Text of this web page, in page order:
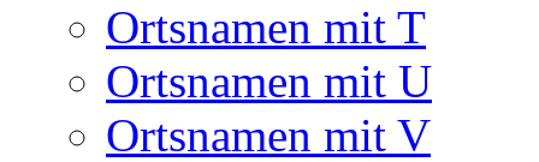
Ortsnamen mit T
Ortsnamen mit U
Ortsnamen mit V